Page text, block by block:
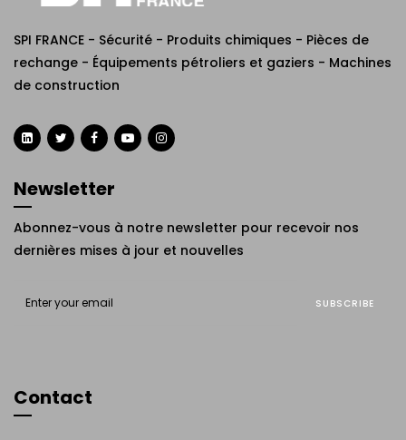
SPI FRANCE - Sécurité - Produits chimiques - Pièces de
rechange - Équipements pétroliers et gaziers - Machines
de construction
Newsletter
Abonnez-vous à notre newsletter pour recevoir nos
dernières mises à jour et nouvelles
SUBSCRIBE
Contact